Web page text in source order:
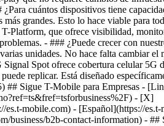
business/b2b-contact-information) - ##